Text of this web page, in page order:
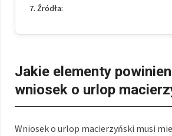
Źródła:
Jakie elementy
wniosek o urlop
Wniosek o urlop macierzyński musi